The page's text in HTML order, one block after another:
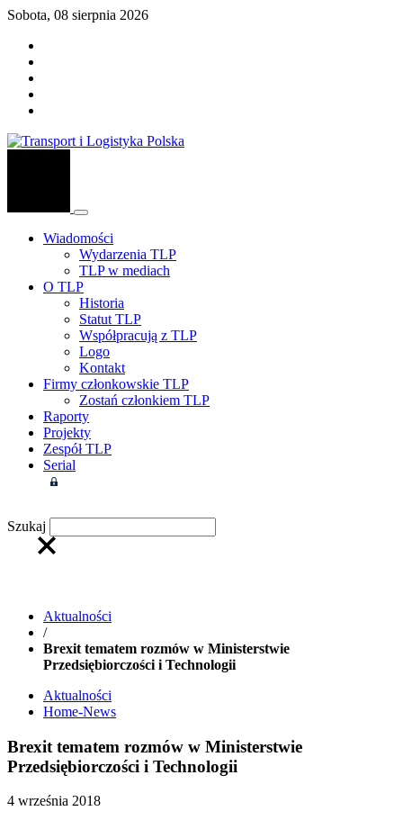
Sobota, 08 sierpnia 2026
Wiadomości
Wydarzenia TLP
TLP w mediach
O TLP
Historia
Statut TLP
Współpracują z TLP
Logo
Kontakt
Firmy członkowskie TLP
Zostań członkiem TLP
Raporty
Projekty
Zespół TLP
Serial
Szukaj
Aktualności
/
Brexit tematem rozmów w Ministerstwie
Przedsiębiorczości i Technologii
Aktualności
Home-News
Brexit tematem rozmów w Ministerstwie
Przedsiębiorczości i Technologii
4 września 2018